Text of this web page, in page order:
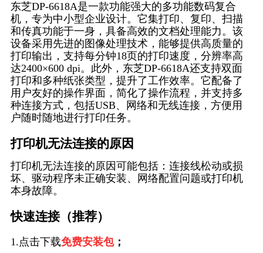
东芝DP-6618A是一款功能强大的多功能数码复合
机，专为中小型企业设计。它集打印、复印、扫描
和传真功能于一身，具备高效的文档处理能力。该
设备采用先进的图像处理技术，能够提供高质量的
打印输出，支持每分钟18页的打印速度，分辨率高
达2400×600 dpi。此外，东芝DP-6618A还支持双面
打印和多种纸张类型，提升了工作效率。它配备了
用户友好的操作界面，简化了操作流程，并支持多
种连接方式，包括USB、网络和无线连接，方便用
户随时随地进行打印任务。
打印机无法连接的原因
打印机无法连接的原因可能包括：连接线松动或损
坏、驱动程序未正确安装、网络配置问题或打印机
本身故障。
快速连接（推荐）
1.点击下载免费安装包；